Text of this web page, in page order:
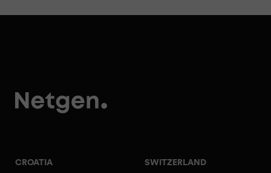
CROATIA SWITZERLAND